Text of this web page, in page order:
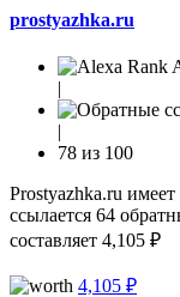
prostyazhka.ru
|
|
78 из 100
Prostyazhka.ru
ссылается 64
составляет 4,105 ₽
4,105 ₽